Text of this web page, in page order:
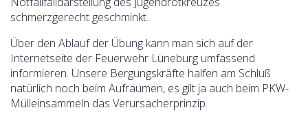
schmerzgerecht geschminkt.
Über den Ablauf der Übung kann man sich auf der
Internetseite der Feuerwehr Lüneburg umfassend
informieren. Unsere Bergungskräfte halfen am Schluß
natürlich noch beim Aufräumen, es gilt ja auch beim PKW-
Mülleinsammeln das Verursacherprinzip.